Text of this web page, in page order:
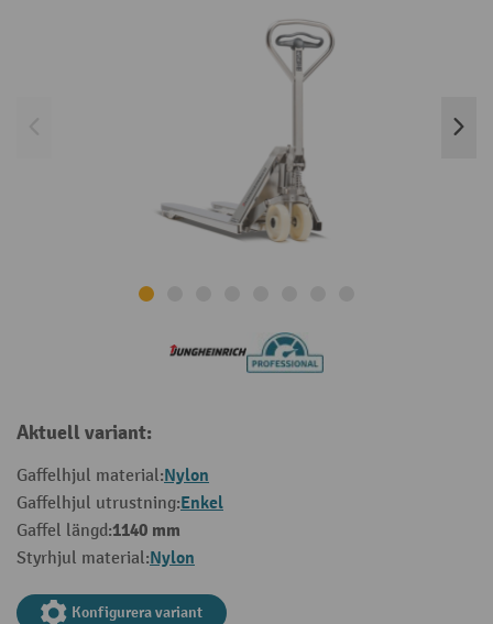
Aktuell variant:
Gaffelhjul material:Nylon
Gaffelhjul utrustning:Enkel
Gaffel längd:1140 mm
Styrhjul material:Nylon
Konfigurera variant